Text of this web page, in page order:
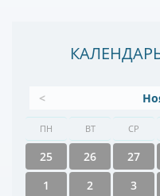
<
ПН ВТ СР
25 26 27
1
2 3